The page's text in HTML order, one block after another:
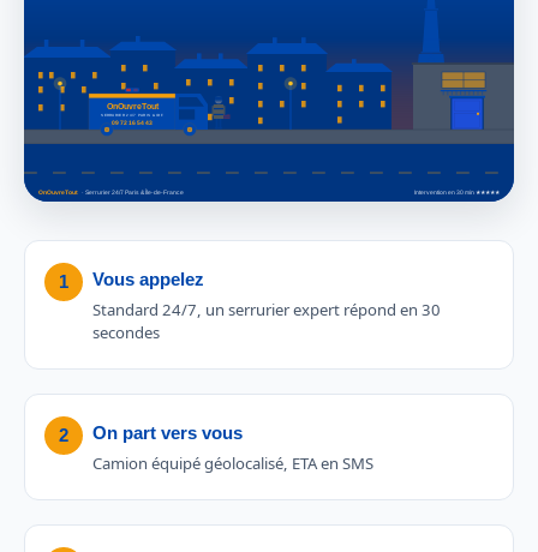
1 Vous appelez
Standard 24/7, un serrurier expert répond en 30
secondes
2 On part vers vous
Camion équipé géolocalisé, ETA en SMS